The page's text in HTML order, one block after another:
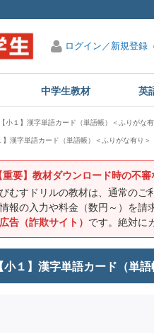
ログイン／新規登録
中学生教材 英
【小１】漢字単語カード（単語帳）＜ふりがな
】漢字単語カード（単語帳）＜ふりがな有り
重要】教材ダウンロード時の不
むすドリルの教材は、通常のご
情報の入力や料金（数円～）を
告（詐欺サイト） です。絶対に
小１】漢字単語カード（単